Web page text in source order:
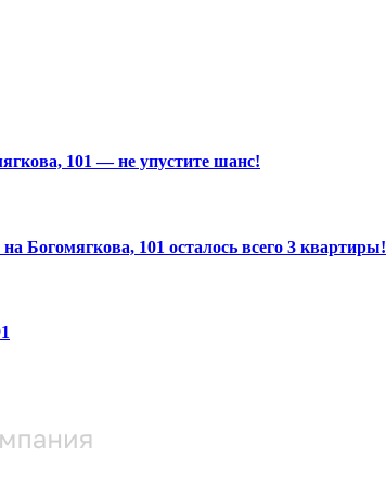
101 — не упустите шанс!
101 осталось всего 3 квартиры!